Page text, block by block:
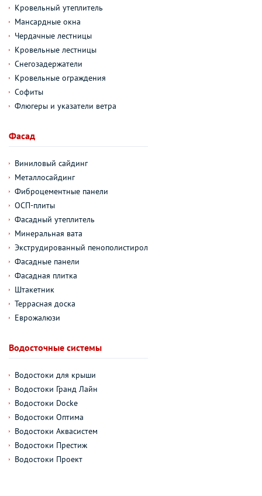
Кровельный утеплитель
Мансардные окна
Чердачные лестницы
Кровельные лестницы
Снегозадержатели
Кровельные ограждения
Софиты
Флюгеры и указатели ветра
Фасад
Виниловый сайдинг
Металлосайдинг
Фиброцементные панели
ОСП-плиты
Фасадный утеплитель
Минеральная вата
Экструдированный пенополистирол
Фасадные панели
Фасадная плитка
Штакетник
Террасная доска
Еврожалюзи
Водосточные системы
Водостоки для крыши
Водостоки Гранд Лайн
Водостоки Docke
Водостоки Оптима
Водостоки Аквасистем
Водостоки Престиж
Водостоки Проект